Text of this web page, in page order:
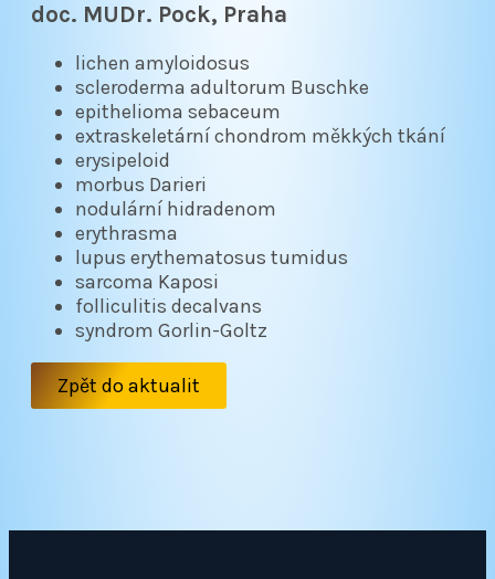
doc. MUDr. Pock, Praha
lichen amyloidosus
scleroderma adultorum Buschke
epithelioma sebaceum
extraskeletární chondrom měkkých tkání
erysipeloid
morbus Darieri
nodulární hidradenom
erythrasma
lupus erythematosus tumidus
sarcoma Kaposi
folliculitis decalvans
syndrom Gorlin-Goltz
Zpět do aktualit